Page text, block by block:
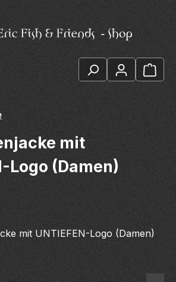
mit
Logo (Damen)